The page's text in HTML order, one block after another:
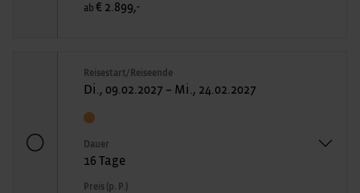
ab € 2.899,-
Reisestart/Reiseende
Di., 09.02.2027 – Mi., 24.02.2027
Dauer
16 Tage
Preis (p. P.)